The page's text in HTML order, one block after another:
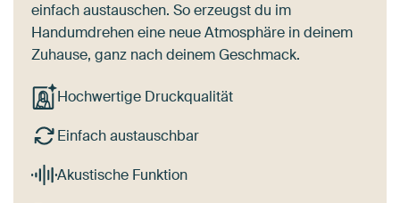
einfach austauschen. So erzeugst du im
Handumdrehen eine neue Atmosphäre in deinem
Zuhause, ganz nach deinem Geschmack.
Hochwertige Druckqualität
Einfach austauschbar
Akustische Funktion